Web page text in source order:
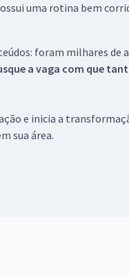
uma rotina bem
foram milhares de
a vaga com que
e inicia a
sua área.